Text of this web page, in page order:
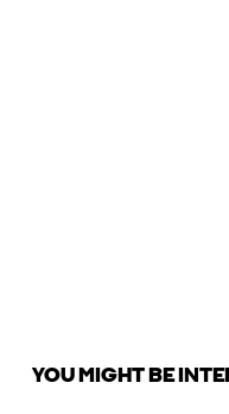
YOU MIGHT BE